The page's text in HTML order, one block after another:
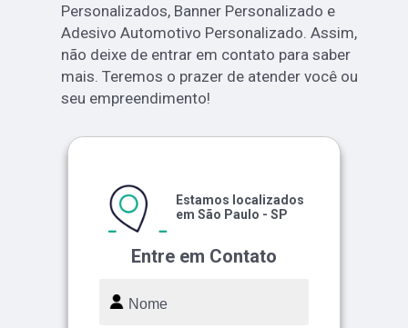
Personalizados, Banner Personalizado e
Adesivo Automotivo Personalizado. Assim,
não deixe de entrar em contato para saber
mais. Teremos o prazer de atender você ou
seu empreendimento!
Entre em Contato
Estamos localizados
em São Paulo - SP